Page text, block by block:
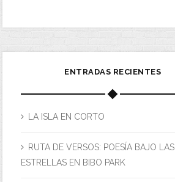
ENTRADAS RECIENTES
LA ISLA EN CORTO
RUTA DE VERSOS: POESÍA BAJO LAS
ESTRELLAS EN BIBO PARK